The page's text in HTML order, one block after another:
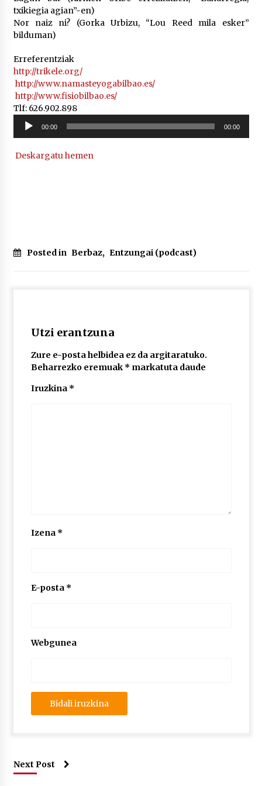
2026/07/03
txikiegia agian”-en)
Nor naiz ni? (Gorka Urbizu, “Lou Reed mila esker”
bilduman)
Erreferentziak
http://trikele.org/
http://www.namasteyogabilbao.es/
http://www.fisiobilbao.es/
Tlf: 626.902.898
Soinu
erreproduzigailua
00:00 00:00
Deskargatu hemen
Posted in Berbaz, Entzungai (podcast)
Utzi erantzuna
Zure e-posta helbidea ez da argitaratuko.
Beharrezko eremuak * markatuta daude
Iruzkina *
Izena *
E-posta *
Webgunea
Next Post